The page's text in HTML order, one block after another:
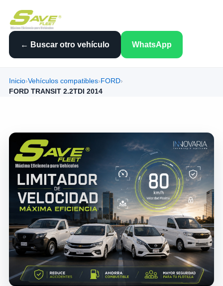
← Buscar otro vehículo WhatsApp
Inicio›Vehículos compatibles› FORD›
FORD TRANSIT 2.2TDI 2014